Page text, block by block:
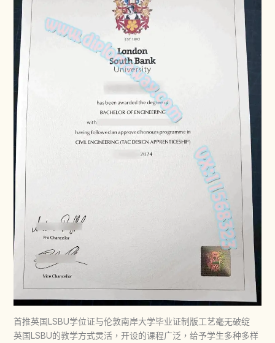
首推英国LSBU学位证与伦敦南岸大学毕业证制版工艺毫无破绽
英国LSBU的教学方式灵活，开设的课程广泛，给予学生多种多样